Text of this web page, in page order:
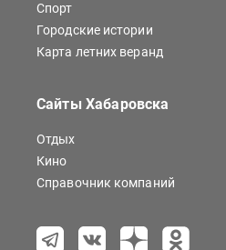
Спорт
Городские истории
Карта летних веранд
Сайты Хабаровска
Отдых
Кино
Справочник компаний